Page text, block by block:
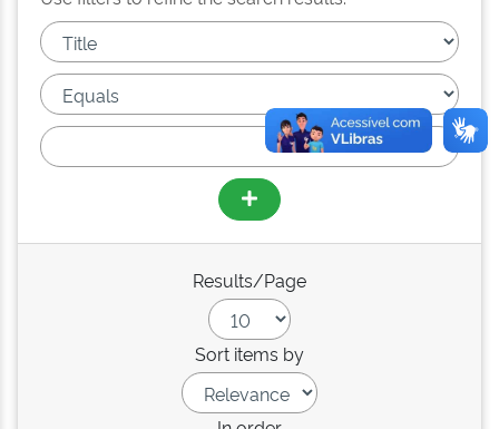
Results/Page
Sort items by